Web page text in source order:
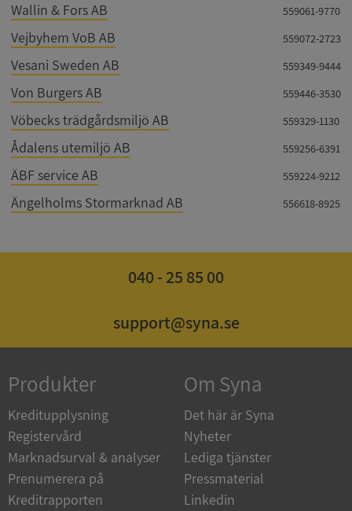
Wallin & Fors AB 559061-9770
Vejbyhem VoB AB 559072-2723
Vesani Sweden AB 559349-9444
Von Burgers AB 559446-3530
Vöbecks trädgårdsmiljö AB 559329-1130
Ådalens utemiljö AB 559256-6391
ÄBF service AB 559224-9212
Ängelholms Stormarknad AB 556618-8925
040 - 25 85 00
support@syna.se
Produkter
Kreditupplysning
Registervård
Marknadsurval & analyser
Prenumerera på
Kreditrapporten
Om Syna
Det här är Syna
Nyheter
Lediga tjänster
Pressmaterial
Linkedin
ASP.NET_SessionId
Microsoft
__RequestVerificationToken
Corporation